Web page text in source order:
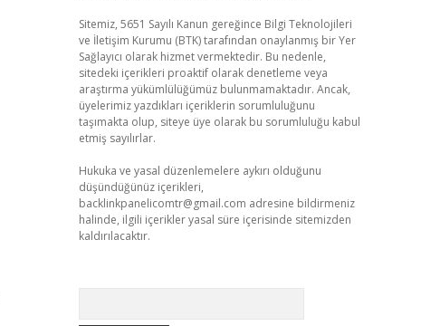
Sitemiz, 5651 Sayılı Kanun gereğince Bilgi Teknolojileri
ve İletişim Kurumu (BTK) tarafından onaylanmış bir Yer
Sağlayıcı olarak hizmet vermektedir. Bu nedenle,
sitedeki içerikleri proaktif olarak denetleme veya
araştırma yükümlülüğümüz bulunmamaktadır. Ancak,
üyelerimiz yazdıkları içeriklerin sorumluluğunu
taşımakta olup, siteye üye olarak bu sorumluluğu kabul
etmiş sayılırlar.
Hukuka ve yasal düzenlemelere aykırı olduğunu
düşündüğünüz içerikleri,
backlinkpanelicomtr@gmail.com adresine bildirmeniz
halinde, ilgili içerikler yasal süre içerisinde sitemizden
kaldırılacaktır.